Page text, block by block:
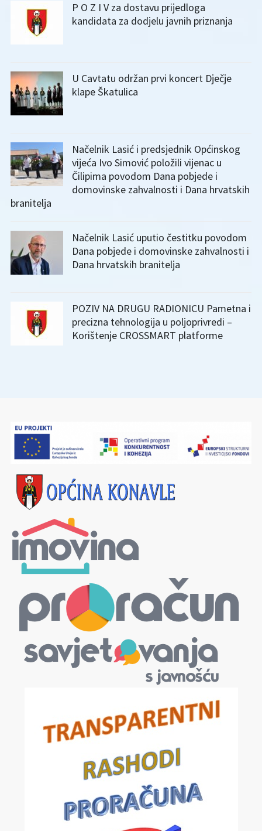
P O Z I V za dostavu prijedloga
kandidata za dodjelu javnih priznanja
U Cavtatu održan prvi koncert Dječje
klape Škatulica
Načelnik Lasić i predsjednik Općinskog
vijeća Ivo Simović položili vijenac u
Čilipima povodom Dana pobjede i
domovinske zahvalnosti i Dana hrvatskih
branitelja
Načelnik Lasić uputio čestitku povodom
Dana pobjede i domovinske zahvalnosti i
Dana hrvatskih branitelja
POZIV NA DRUGU RADIONICU Pametna i
precizna tehnologija u poljoprivredi –
Korištenje CROSSMART platforme